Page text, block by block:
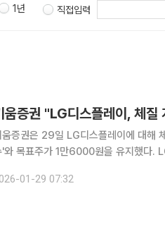
1년 직접입력
움증권 "LG디스플레이, 체
움증권은 29일 LG디스플레이에 대해
와 목표주가 1만6000원을 유지했다. LG
출액은 8% 감소했지만, 같은 기간 영업
01-29 07:32